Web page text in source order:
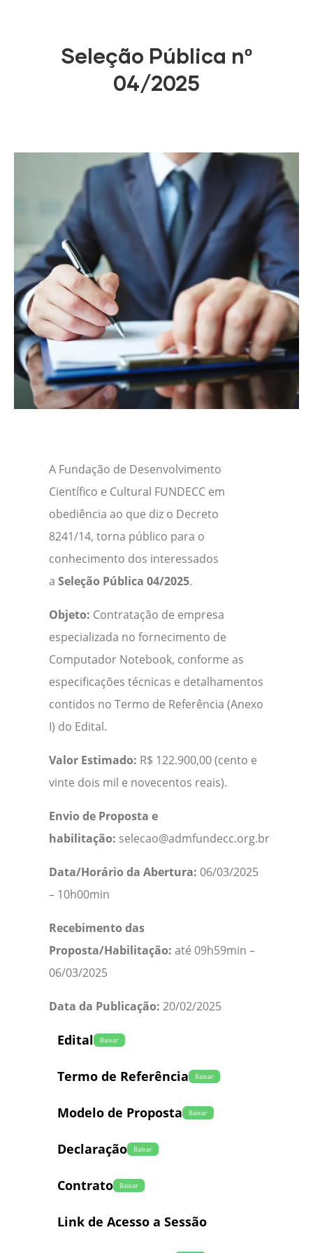
Seleção Pública nº
04/2025
A Fundação de Desenvolvimento
Científico e Cultural FUNDECC em
obediência ao que diz o Decreto
8241/14, torna público para o
conhecimento dos interessados
a Seleção Pública 04/2025.
Objeto: Contratação de empresa
especializada no fornecimento de
Computador Notebook, conforme as
especificações técnicas e detalhamentos
contidos no Termo de Referência (Anexo
I) do Edital.
Valor Estimado: R$ 122.900,00 (cento e
vinte dois mil e novecentos reais).
Envio de Proposta e
habilitação: selecao@admfundecc.org.br
Data/Horário da Abertura: 06/03/2025
– 10h00min
Recebimento das
Proposta/Habilitação: até 09h59min –
06/03/2025
Data da Publicação: 20/02/2025
Edital Baixar
Termo de Referência Baixar
Modelo de Proposta Baixar
Declaração Baixar
Contrato Baixar
Link de Acesso a Sessão